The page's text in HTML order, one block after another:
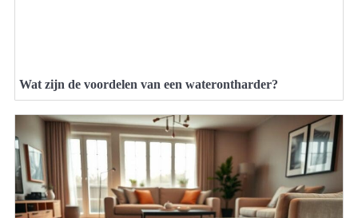
Wat zijn de voordelen van een waterontharder?